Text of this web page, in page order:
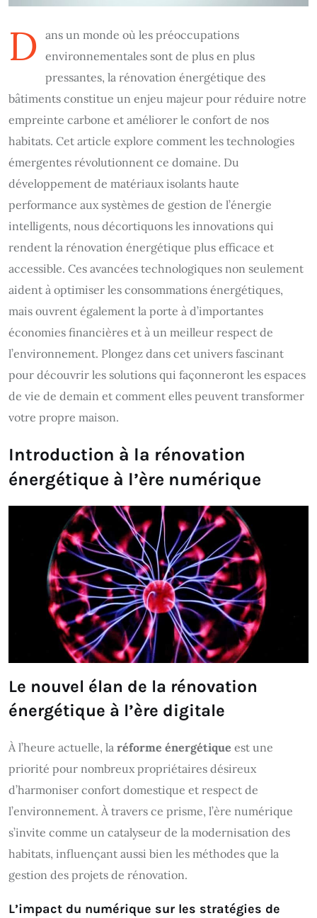
D ans un monde où les préoccupations
environnementales sont de plus en plus
pressantes, la rénovation énergétique des
bâtiments constitue un enjeu majeur pour réduire notre
empreinte carbone et améliorer le confort de nos
habitats. Cet article explore comment les technologies
émergentes révolutionnent ce domaine. Du
développement de matériaux isolants haute
performance aux systèmes de gestion de l’énergie
intelligents, nous décortiquons les innovations qui
rendent la rénovation énergétique plus efficace et
accessible. Ces avancées technologiques non seulement
aident à optimiser les consommations énergétiques,
mais ouvrent également la porte à d’importantes
économies financières et à un meilleur respect de
l’environnement. Plongez dans cet univers fascinant
pour découvrir les solutions qui façonneront les espaces
de vie de demain et comment elles peuvent transformer
votre propre maison.
Introduction à la rénovation
énergétique à l’ère numérique
Le nouvel élan de la rénovation
énergétique à l’ère digitale
À l’heure actuelle, la réforme énergétique est une
priorité pour nombreux propriétaires désireux
d’harmoniser confort domestique et respect de
l’environnement. À travers ce prisme, l’ère numérique
s’invite comme un catalyseur de la modernisation des
habitats, influençant aussi bien les méthodes que la
gestion des projets de rénovation.
L’impact du numérique sur les stratégies de